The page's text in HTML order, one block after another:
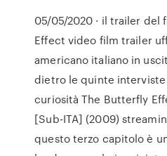
05/05/2020 · il trailer del
Effect video film trailer
americano italiano in
dietro le quinte
curiosità The Butterfly
[Sub-ITA] (2009)
questo terzo capitolo è